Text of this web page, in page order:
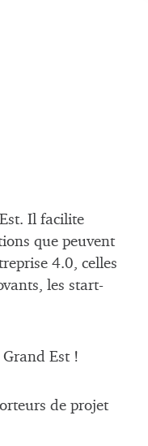
Il facilite
que peuvent
4.0, celles
les start-
Est !
de projet